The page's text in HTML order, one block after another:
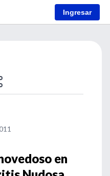
Ingresar
en